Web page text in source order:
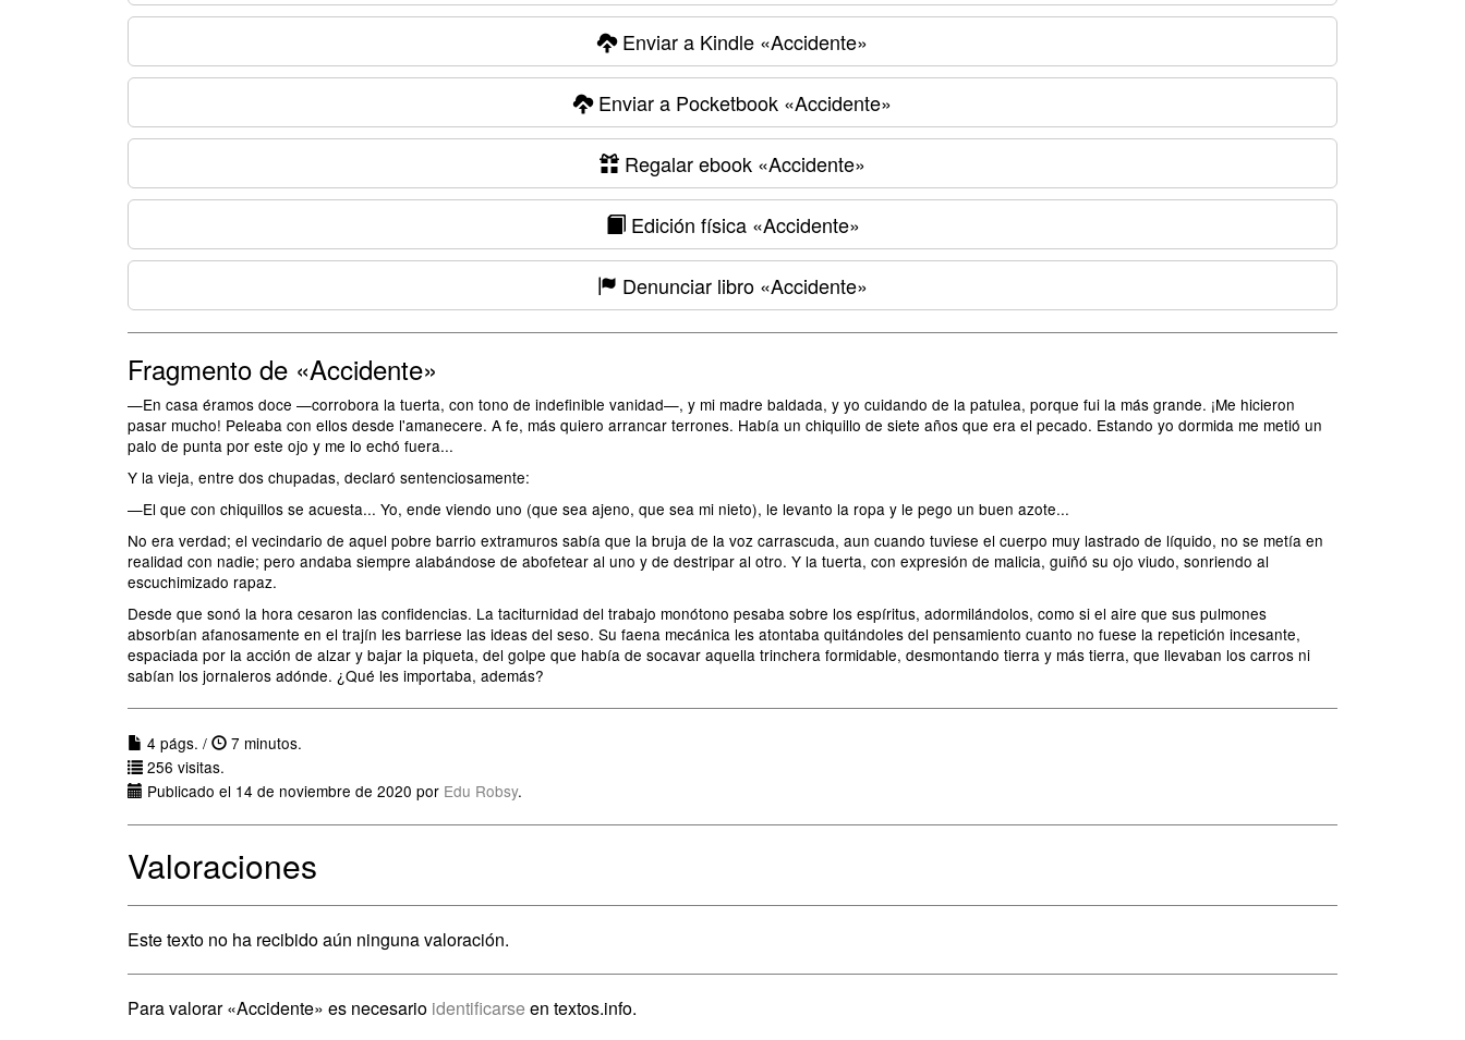
Enviar a Kindle «Accidente»
Enviar a Pocketbook «Accidente»
Regalar ebook «Accidente»
Edición física«Accidente»
Denunciar libro «Accidente»
Fragmento de «Accidente»
—En casa éramos doce —corrobora la tuerta, con tono de indefinible vanidad—, y mi madre baldada, y yo cuidando de la patulea, porque fui la más grande. ¡Me hicieron
pasar mucho! Peleaba con ellos desde l'amanecere. A fe, más quiero arrancar terrones. Había un chiquillo de siete años que era el pecado. Estando yo dormida me metió un
palo de punta por este ojo y me lo echó fuera...
Y la vieja, entre dos chupadas, declaró sentenciosamente:
—El que con chiquillos se acuesta... Yo, ende viendo uno (que sea ajeno, que sea mi nieto), le levanto la ropa y le pego un buen azote...
No era verdad; el vecindario de aquel pobre barrio extramuros sabía que la bruja de la voz carrascuda, aun cuando tuviese el cuerpo muy lastrado de líquido, no se metía en
realidad con nadie; pero andaba siempre alabándose de abofetear al uno y de destripar al otro. Y la tuerta, con expresión de malicia, guiñó su ojo viudo, sonriendo al
escuchimizado rapaz.
Desde que sonó la hora cesaron las confidencias. La taciturnidad del trabajo monótono pesaba sobre los espíritus, adormilándolos, como si el aire que sus pulmones
absorbían afanosamente en el trajín les barriese las ideas del seso. Su faena mecánica les atontaba quitándoles del pensamiento cuanto no fuese la repetición incesante,
espaciada por la acción de alzar y bajar la piqueta, del golpe que había de socavar aquella trinchera formidable, desmontando tierra y más tierra, que llevaban los carros ni
sabían los jornaleros adónde. ¿Qué les importaba, además?
4 págs. /
7 minutos.
256 visitas.
Publicado el 14 de noviembre de 2020 por Edu Robsy.
Valoraciones
Este texto no ha recibido aún ninguna valoración.
Para valorar «Accidente» es necesario identificarse en textos.info.